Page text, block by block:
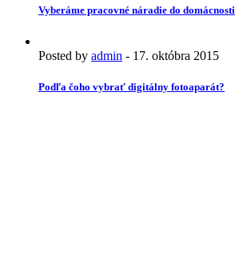
Vyberáme pracovné náradie do domácnosti
Posted by admin - 17. októbra 2015
Podľa čoho vybrať digitálny fotoaparát?